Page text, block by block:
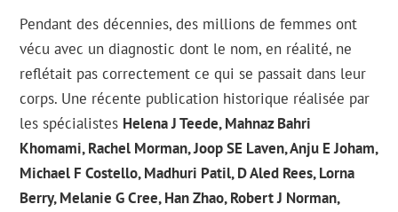
Pendant des décennies, des millions de femmes ont
vécu avec un diagnostic dont le nom, en réalité, ne
reflétait pas correctement ce qui se passait dans leur
corps. Une récente publication historique réalisée par
les spécialistes Helena J Teede, Mahnaz Bahri
Khomami, Rachel Morman, Joop SE Laven, Anju E Joham,
Michael F Costello, Madhuri Patil, D Aled Rees, Lorna
Berry, Melanie G Cree, Han Zhao, Robert J Norman,